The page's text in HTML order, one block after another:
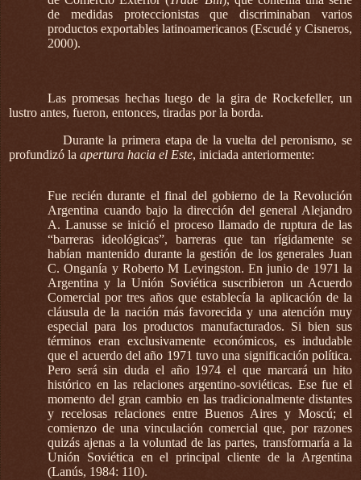
de medidas proteccionistas que discriminaban varios
productos exportables latinoamericanos (Escudé y Cisneros,
2000).
Las promesas hechas luego de la gira de Rockefeller, un
lustro antes, fueron, entonces, tiradas por la borda.
Durante la primera etapa de la vuelta del peronismo, se
profundizó la apertura hacia el Este, iniciada anteriormente:
Fue recién durante el final del gobierno de la Revolución
Argentina cuando bajo la dirección del general Alejandro
A. Lanusse se inició el proceso llamado de ruptura de las
“barreras ideológicas”, barreras que tan rígidamente se
habían mantenido durante la gestión de los generales Juan
C. Onganía y Roberto M Levingston. En junio de 1971 la
Argentina y la Unión Soviética suscribieron un Acuerdo
Comercial por tres años que establecía la aplicación de la
cláusula de la nación más favorecida y una atención muy
especial para los productos manufacturados. Si bien sus
términos eran exclusivamente económicos, es indudable
que el acuerdo del año 1971 tuvo una significación política.
Pero será sin duda el año 1974 el que marcará un hito
histórico en las relaciones argentino-soviéticas. Ese fue el
momento del gran cambio en las tradicionalmente distantes
y recelosas relaciones entre Buenos Aires y Moscú; el
comienzo de una vinculación comercial que, por razones
quizás ajenas a la voluntad de las partes, transformaría a la
Unión Soviética en el principal cliente de la Argentina
(Lanús, 1984: 110).